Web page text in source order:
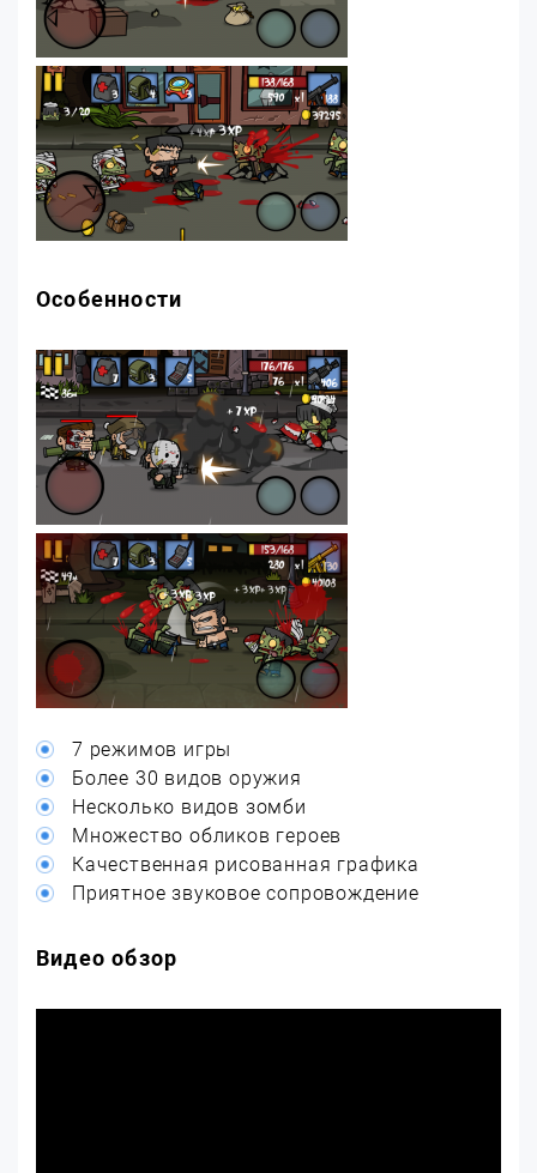
Особенности
7 режимов игры
Более 30 видов оружия
Несколько видов зомби
Множество обликов героев
Качественная рисованная графика
Приятное звуковое сопровождение
Видео обзор